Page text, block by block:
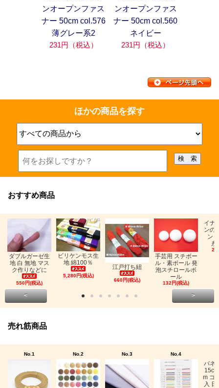
ンオープンファス
ナー 50cm col.576
薄グレー系2
231円（税込）
ンオープンファス
ナー 50cm col.560
ネイビー
231円（税込）
ほかの商品を探す
おすすめ商品
ダブルガーゼ生
地 白 無地 マス
ク作りなどに
550円(税込)
ビリケンモス生
地 綿100％
5,280円(税込)
江戸打ち紐
660円(税込)
手芸用 スチボー
ル・素ボール 発
泡スチロールボ
ール
132円(税込)
イナ
ンの
ン
糸
< >
売れ筋商品
No.1 No.2 No.3 No.4
バネ
m ゴ
入